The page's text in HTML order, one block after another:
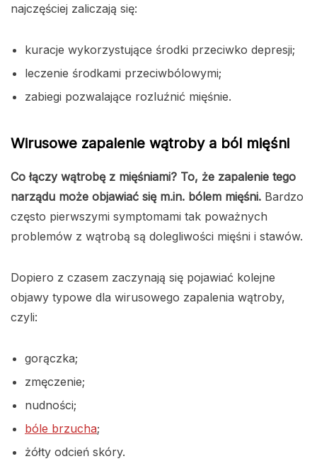
najczęściej zaliczają się:
kuracje wykorzystujące środki przeciwko depresji;
leczenie środkami przeciwbólowymi;
zabiegi pozwalające rozluźnić mięśnie.
Wirusowe zapalenie wątroby a ból mięśni
Co łączy wątrobę z mięśniami? To, że zapalenie tego
narządu może objawiać się m.in. bólem mięśni. Bardzo
często pierwszymi symptomami tak poważnych
problemów z wątrobą są dolegliwości mięśni i stawów.
Dopiero z czasem zaczynają się pojawiać kolejne
objawy typowe dla wirusowego zapalenia wątroby,
czyli:
gorączka;
zmęczenie;
nudności;
bóle brzucha;
żółty odcień skóry.